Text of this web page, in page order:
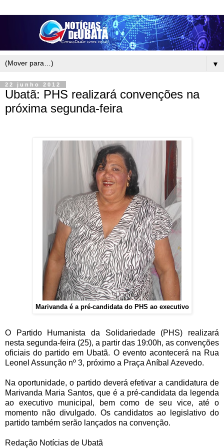
▼
22 junho 2012
Ubatã: PHS realizará convenções na
próxima segunda-feira
Marivanda é a pré-candidata do PHS ao executivo
O Partido Humanista da Solidariedade (PHS) realizará
nesta segunda-feira (25), a partir das 19:00h, as convenções
oficiais do partido em Ubatã. O evento acontecerá na Rua
Leonel Assunção nº 3, próximo a Praça Aníbal Azevedo.
Na oportunidade, o partido deverá efetivar a candidatura de
Marivanda Maria Santos, que é a pré-candidata da legenda
ao executivo municipal, bem como de seu vice, até o
momento não divulgado. Os candidatos ao legislativo do
partido também serão lançados na convenção.
Redação Notícias de Ubatã